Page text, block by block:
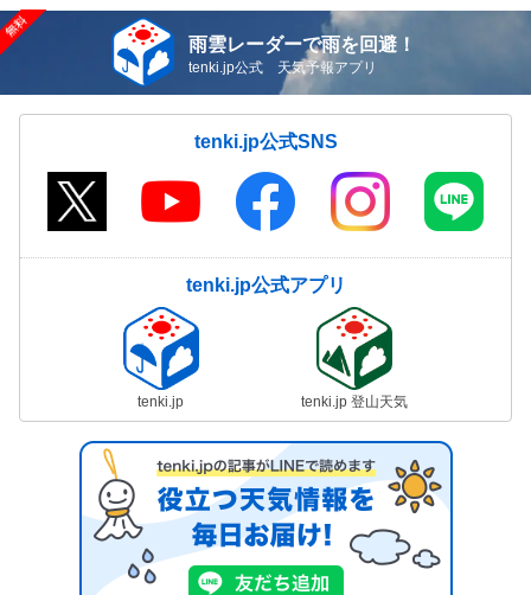
雨雲レーダーで雨を回避！
tenki.jp公式 天気予報アプリ
tenki.jp公式SNS
tenki.jp公式アプリ
tenki.jp tenki.jp 登山天気